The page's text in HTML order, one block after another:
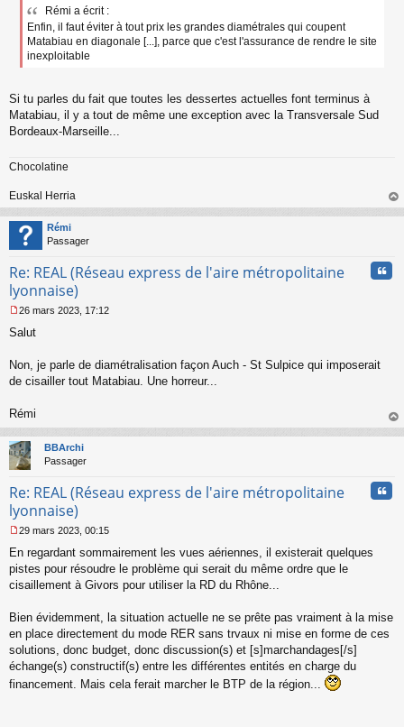
Rémi a écrit :
Enfin, il faut éviter à tout prix les grandes diamétrales qui coupent
Matabiau en diagonale [...], parce que c'est l'assurance de rendre le site
inexploitable
Si tu parles du fait que toutes les dessertes actuelles font terminus à
Matabiau, il y a tout de même une exception avec la Transversale Sud
Bordeaux-Marseille...
Chocolatine
Euskal Herria
au
Rémi
Passager
Re: REAL (Réseau express de l'aire métropolitaine
lyonnaise)
e
s
g
n
o
n
l
u
26 mars 2023, 17:12
Salut
Non, je parle de diamétralisation façon Auch - St Sulpice qui imposerait
de cisailler tout Matabiau. Une horreur...
Rémi
au
BBArchi
Passager
Re: REAL (Réseau express de l'aire métropolitaine
lyonnaise)
e
s
s
e
n
o
n
u
29 mars 2023, 00:15
En regardant sommairement les vues aériennes, il existerait quelques
pistes pour résoudre le problème qui serait du même ordre que le
cisaillement à Givors pour utiliser la RD du Rhône...
Bien évidemment, la situation actuelle ne se prête pas vraiment à la mise
en place directement du mode RER sans trvaux ni mise en forme de ces
solutions, donc budget, donc discussion(s) et [s]marchandages[/s]
échange(s) constructif(s) entre les différentes entités en charge du
financement. Mais cela ferait marcher le BTP de la région...